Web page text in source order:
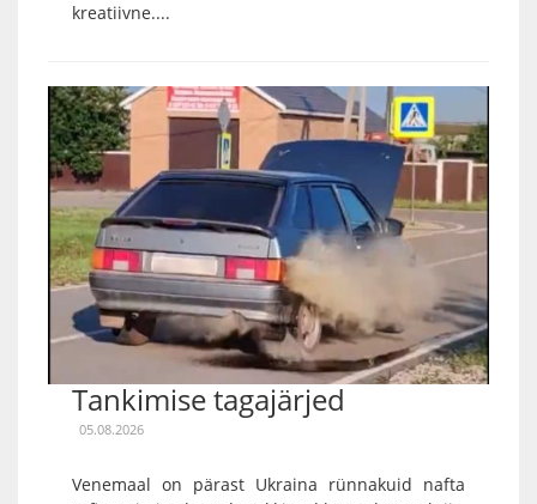
kreatiivne....
Tankimise tagajärjed
05.08.2026
Venemaal on pärast Ukraina rünnakuid nafta